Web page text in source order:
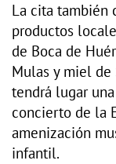
La cita también
productos
de Boca de
Mulas y miel de
tendrá lugar
concierto de la
amenización
infantil.